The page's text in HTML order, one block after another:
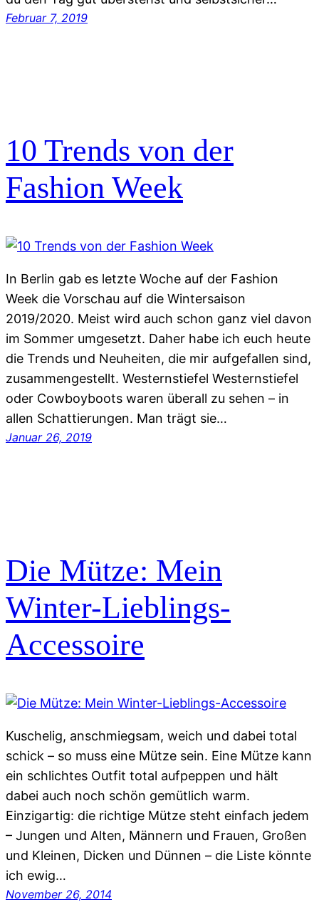
Februar 7, 2019
10 Trends von der
Fashion Week
In Berlin gab es letzte Woche auf der Fashion
Week die Vorschau auf die Wintersaison
2019/2020. Meist wird auch schon ganz viel davon
im Sommer umgesetzt. Daher habe ich euch heute
die Trends und Neuheiten, die mir aufgefallen sind,
zusammengestellt. Westernstiefel Westernstiefel
oder Cowboyboots waren überall zu sehen – in
allen Schattierungen. Man trägt sie…
Januar 26, 2019
Die Mütze: Mein
Winter-Lieblings-
Accessoire
Kuschelig, anschmiegsam, weich und dabei total
schick – so muss eine Mütze sein. Eine Mütze kann
ein schlichtes Outfit total aufpeppen und hält
dabei auch noch schön gemütlich warm.
Einzigartig: die richtige Mütze steht einfach jedem
– Jungen und Alten, Männern und Frauen, Großen
und Kleinen, Dicken und Dünnen – die Liste könnte
ich ewig…
November 26, 2014